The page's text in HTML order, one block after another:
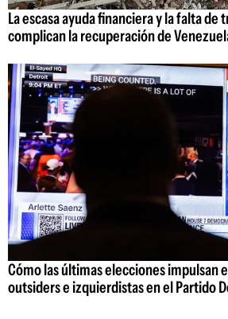
La escasa ayuda financiera y la falta de
complican la recuperación de
Cómo las últimas elecciones impulsan
outsiders e izquierdistas en el Partido